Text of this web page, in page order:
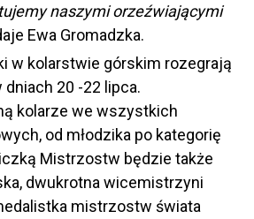
naszymi orzeźwiającymi
Ewa Gromadzka.
w kolarstwie górskim rozegrają
20 -22 lipca.
kolarze we wszystkich
od młodzika po kategorię
Mistrzostw będzie także
dwukrotna wicemistrzyni
mistrzostw świata